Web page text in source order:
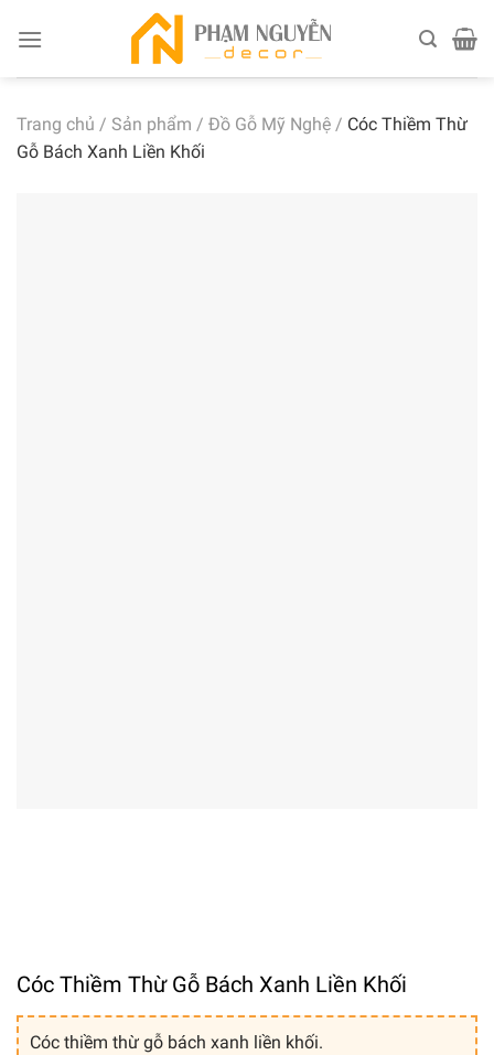
Trang chủ / Sản phẩm / Đồ Gỗ Mỹ Nghệ / Cóc Thiềm Thừ
Gỗ Bách Xanh Liền Khối
Cóc Thiềm Thừ Gỗ Bách Xanh Liền Khối
Cóc thiềm thừ gỗ bách xanh liền khối.